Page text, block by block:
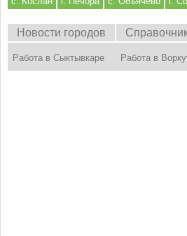
Новости городов
Работа в Сыктывкаре Работа в